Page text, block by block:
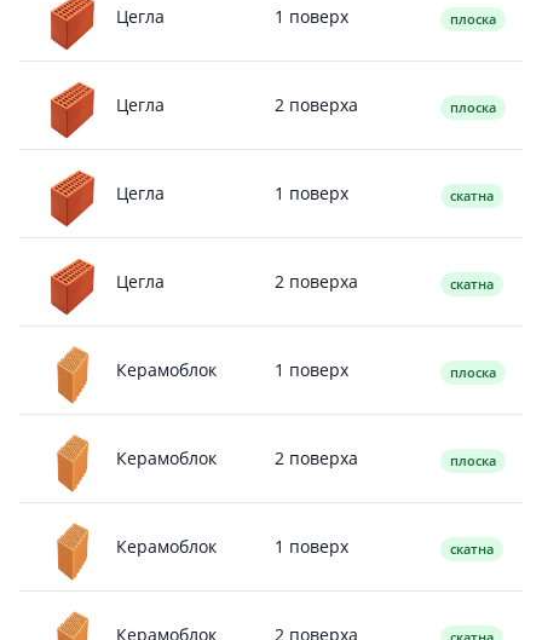
Цегла 1 поверх плоска
Цегла 2 поверха плоска
Цегла 1 поверх скатна
Цегла 2 поверха скатна
Керамоблок 1 поверх плоска
Керамоблок 2 поверха плоска
Керамоблок 1 поверх скатна
Керамоблок 2 поверха